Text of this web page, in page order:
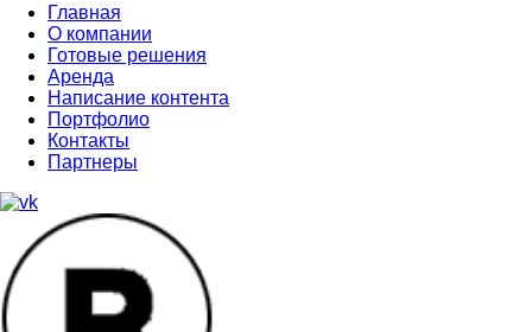
Главная
О компании
Готовые решения
Аренда
Написание контента
Портфолио
Контакты
Партнеры